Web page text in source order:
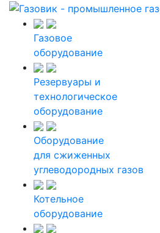
Газовое
оборудование
Резервуары и
технологическое
оборудование
Оборудование
для сжиженных
углеводородных газов
Котельное
оборудование